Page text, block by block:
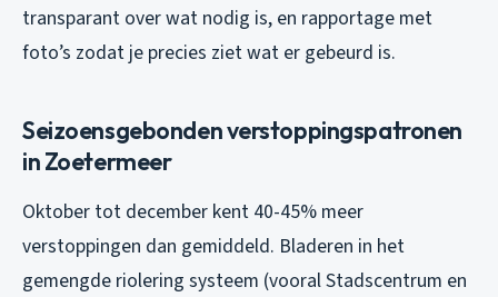
transparant over wat nodig is, en rapportage met
foto’s zodat je precies ziet wat er gebeurd is.
Seizoensgebonden verstoppingspatronen
in Zoetermeer
Oktober tot december kent 40-45% meer
verstoppingen dan gemiddeld. Bladeren in het
gemengde riolering systeem (vooral Stadscentrum en